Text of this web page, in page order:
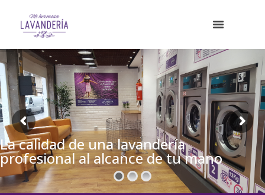
La calidad de una lavandería
profesional al alcance de tu mano